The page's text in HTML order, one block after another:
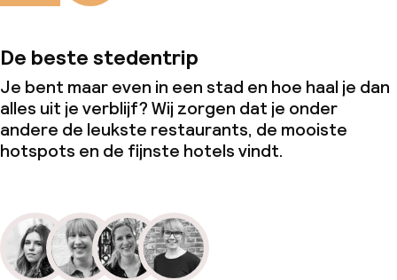
De beste stedentrip
Je bent maar even in een stad en hoe haal je dan
alles uit je verblijf? Wij zorgen dat je onder
andere de leukste restaurants, de mooiste
hotspots en de fijnste hotels vindt.